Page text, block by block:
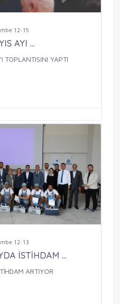
12:15
AYI ...
TOPLANTISINI YAPTI
12:13
İSTİHDAM ...
ARTIYOR